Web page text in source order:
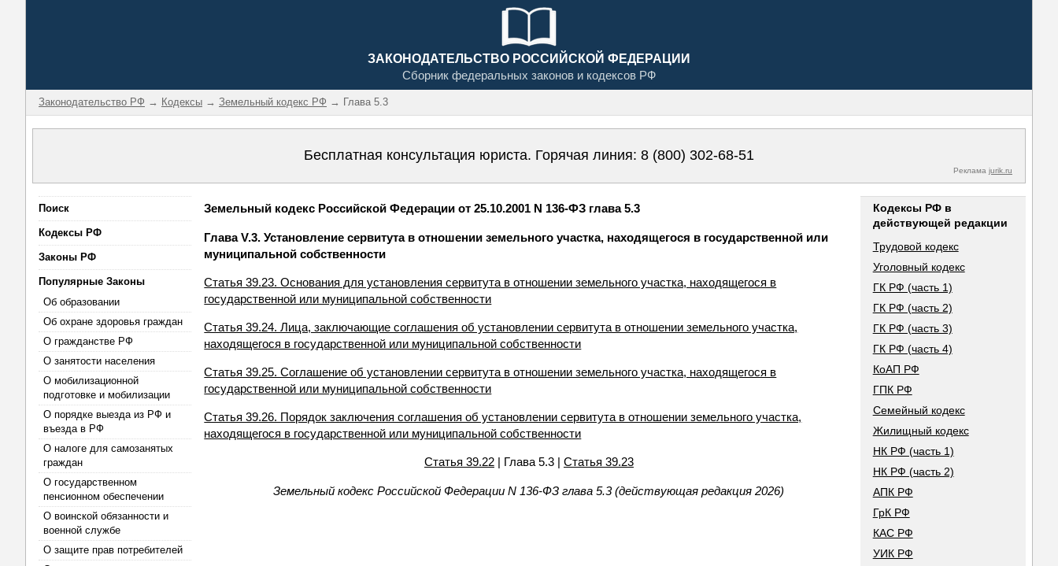
ЗАКОНОДАТЕЛЬСТВО РОССИЙСКОЙ ФЕДЕРАЦИИ
Сборник федеральных законов и кодексов РФ
Законодательство РФ → Кодексы → Земельный кодекс РФ → Глава 5.3
Бесплатная консультация юриста. Горячая линия: 8 (800) 302-68-51
Реклама jurik.ru
Поиск
Кодексы РФ
Законы РФ
Популярные Законы
Об образовании
Об охране здоровья граждан
О гражданстве РФ
О занятости населения
О мобилизационной
подготовке и мобилизации
О порядке выезда из РФ и
въезда в РФ
О налоге для самозанятых
граждан
О государственном
пенсионном обеспечении
О воинской обязанности и
военной службе
О защите прав потребителей
Земельный кодекс Российской Федерации от 25.10.2001 N 136-ФЗ глава 5.3
Глава V.3. Установление сервитута в отношении земельного участка, находящегося в государственной или
муниципальной собственности
Статья 39.23. Основания для установления сервитута в отношении земельного участка, находящегося в
государственной или муниципальной собственности
Статья 39.24. Лица, заключающие соглашения об установлении сервитута в отношении земельного участка,
находящегося в государственной или муниципальной собственности
Статья 39.25. Соглашение об установлении сервитута в отношении земельного участка, находящегося в
государственной или муниципальной собственности
Статья 39.26. Порядок заключения соглашения об установлении сервитута в отношении земельного участка,
находящегося в государственной или муниципальной собственности
Статья 39.22| Глава 5.3 | Статья 39.23
Земельный кодекс Российской Федерации N 136-ФЗ глава 5.3 (действующая редакция 2026)
Кодексы РФ в
действующей редакции
Трудовой кодекс
Уголовный кодекс
ГК РФ (часть 1)
ГК РФ (часть 2)
ГК РФ (часть 3)
ГК РФ (часть 4)
КоАП РФ
ГПК РФ
Семейный кодекс
Жилищный кодекс
НК РФ (часть 1)
НК РФ (часть 2)
АПК РФ
ГрК РФ
КАС РФ
УИК РФ